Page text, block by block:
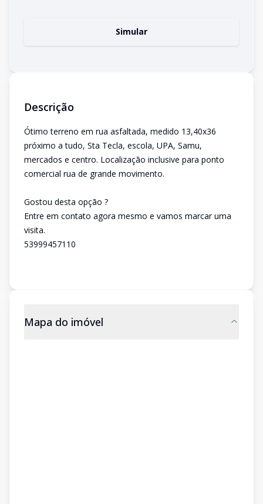
Simular
Descrição
Ótimo terreno em rua asfaltada, medido 13,40x36
próximo a tudo, Sta Tecla, escola, UPA, Samu,
mercados e centro. Localização inclusive para ponto
comercial rua de grande movimento.
Gostou desta opção ?
Entre em contato agora mesmo e vamos marcar uma
visita.
53999457110
Mapa do imóvel